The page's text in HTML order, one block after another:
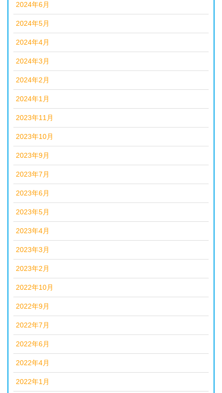
2024年6月
2024年5月
2024年4月
2024年3月
2024年2月
2024年1月
2023年11月
2023年10月
2023年9月
2023年7月
2023年6月
2023年5月
2023年4月
2023年3月
2023年2月
2022年10月
2022年9月
2022年7月
2022年6月
2022年4月
2022年1月